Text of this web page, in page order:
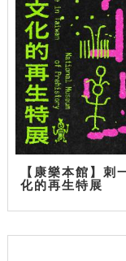
【康樂本館】刺
化的再生特展